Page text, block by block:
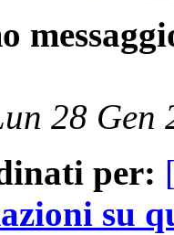
28 Gen
per:
su